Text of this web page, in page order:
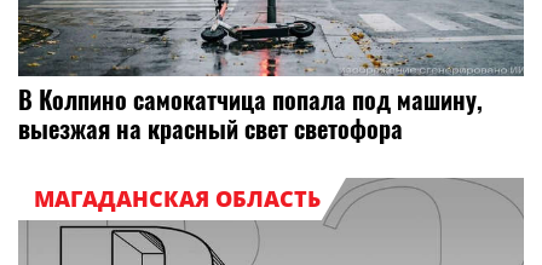
В Колпино самокатчица попала под машину,
выезжая на красный свет светофора
МАГАДАНСКАЯ ОБЛАСТЬ